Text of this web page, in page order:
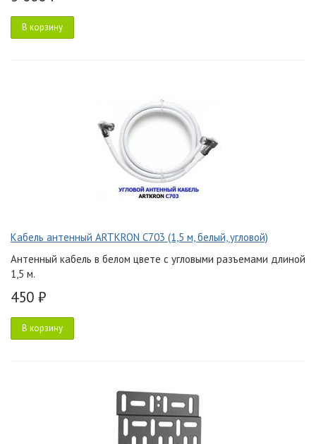
В корзину
Кабель антенный ARTKRON C703 (1,5 м, белый, угловой)
Антенный кабель в белом цвете с угловыми разъемами длиной
1,5 м.
450 ₽
В корзину